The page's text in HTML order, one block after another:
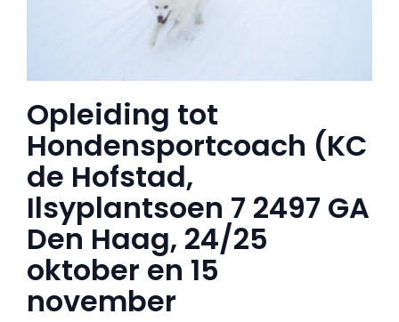
Opleiding tot
Hondensportcoach (KC
de Hofstad,
Ilsyplantsoen 7 2497 GA
Den Haag, 24/25
oktober en 15
november